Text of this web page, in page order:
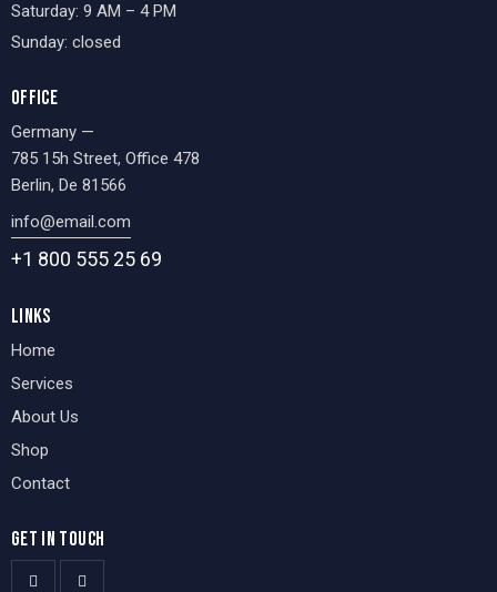
Saturday: 9 AM – 4 PM
Sunday: closed
OFFICE
Germany —
785 15h Street, Office 478
Berlin, De 81566
info@email.com
+1 800 555 25 69
LINKS
Home
Services
About Us
Shop
Contact
GET IN TOUCH